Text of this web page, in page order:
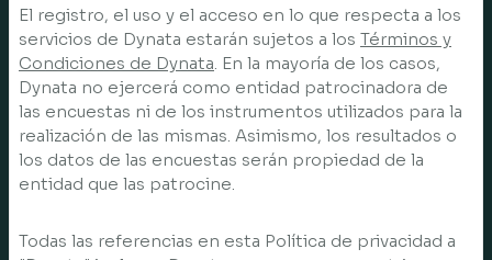
El registro, el uso y el acceso en lo que respecta a los
servicios de Dynata estarán sujetos a los Términos y
Condiciones de Dynata. En la mayoría de los casos,
Dynata no ejercerá como entidad patrocinadora de
las encuestas ni de los instrumentos utilizados para la
realización de las mismas. Asimismo, los resultados o
los datos de las encuestas serán propiedad de la
entidad que las patrocine.
Todas las referencias en esta Política de privacidad a